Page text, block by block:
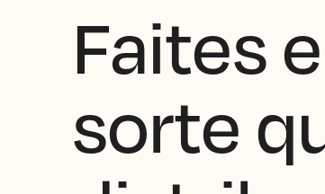
Faites
sorte